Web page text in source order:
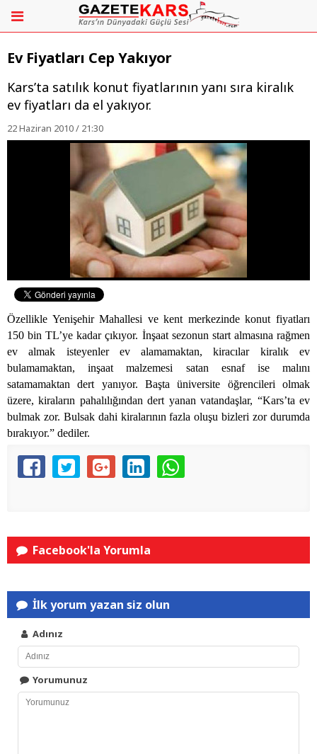
Ev Fiyatları Cep Yakıyor
Kars’ta satılık konut fiyatlarının yanı sıra kiralık
ev fiyatları da el yakıyor.
22 Haziran 2010 / 21:30
Özellikle Yenişehir Mahallesi ve kent merkezinde konut fiyatları
150 bin TL’ye kadar çıkıyor. İnşaat sezonun start almasına rağmen
ev almak isteyenler ev alamamaktan, kiracılar kiralık ev
bulamamaktan, inşaat malzemesi satan esnaf ise malını
satamamaktan dert yanıyor. Başta üniversite öğrencileri olmak
üzere, kiraların pahalılığından dert yanan vatandaşlar, “Kars’ta ev
bulmak zor. Bulsak dahi kiralarının fazla oluşu bizleri zor durumda
bırakıyor.” dediler.
Facebook'la Yorumla
İlk yorum yazan siz olun
Adınız
Yorumunuz